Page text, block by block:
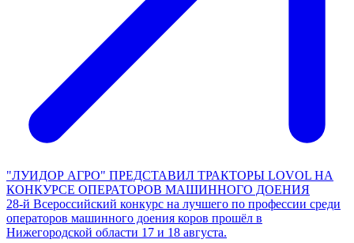
"ЛУИДОР АГРО" ПРЕДСТАВИЛ ТРАКТОРЫ LOVOL НА
КОНКУРСЕ ОПЕРАТОРОВ МАШИННОГО ДОЕНИЯ
28-й Всероссийский конкурс на лучшего по профессии среди
операторов машинного доения коров прошёл в
Нижегородской области 17 и 18 августа.